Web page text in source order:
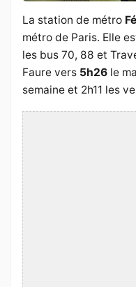
La station de métro
métro de Paris. Elle
les bus 70, 88 et
Faure vers 5h26 le
semaine et 2h11 les